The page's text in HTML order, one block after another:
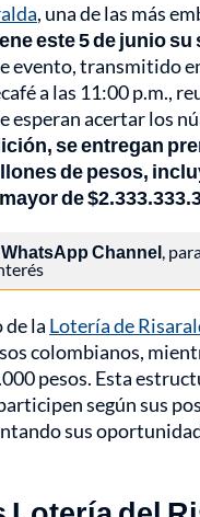
, una de las más
este 5 de junio su
evento, transmitido
a las 11:00 p.m.,
esperan acertar los
se entregan
de pesos,
de
WhatsApp Channel,
la Lotería de
colombianos,
pesos. Esta
según sus
sus